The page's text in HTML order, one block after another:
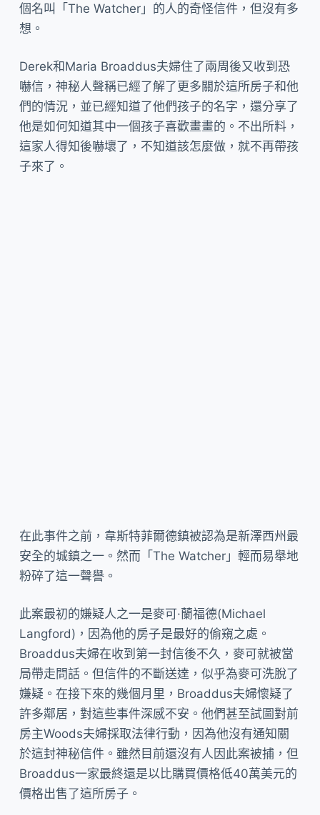
個名叫「The Watcher」的人的奇怪信件，但沒有多
想。
Derek和Maria Broaddus夫婦住了兩周後又收到恐
嚇信，神秘人聲稱已經了解了更多關於這所房子和他
們的情況，並已經知道了他們孩子的名字，還分享了
他是如何知道其中一個孩子喜歡畫畫的。不出所料，
這家人得知後嚇壞了，不知道該怎麼做，就不再帶孩
子來了。
在此事件之前，韋斯特菲爾德鎮被認為是新澤西州最
安全的城鎮之一。然而「The Watcher」輕而易舉地
粉碎了這一聲譽。
此案最初的嫌疑人之一是麥可·蘭福德(Michael
Langford)，因為他的房子是最好的偷窺之處。
Broaddus夫婦在收到第一封信後不久，麥可就被當
局帶走問話。但信件的不斷送達，似乎為麥可洗脫了
嫌疑。在接下來的幾個月里，Broaddus夫婦懷疑了
許多鄰居，對這些事件深感不安。他們甚至試圖對前
房主Woods夫婦採取法律行動，因為他沒有通知關
於這封神秘信件。雖然目前還沒有人因此案被捕，但
Broaddus一家最終還是以比購買價格低40萬美元的
價格出售了這所房子。